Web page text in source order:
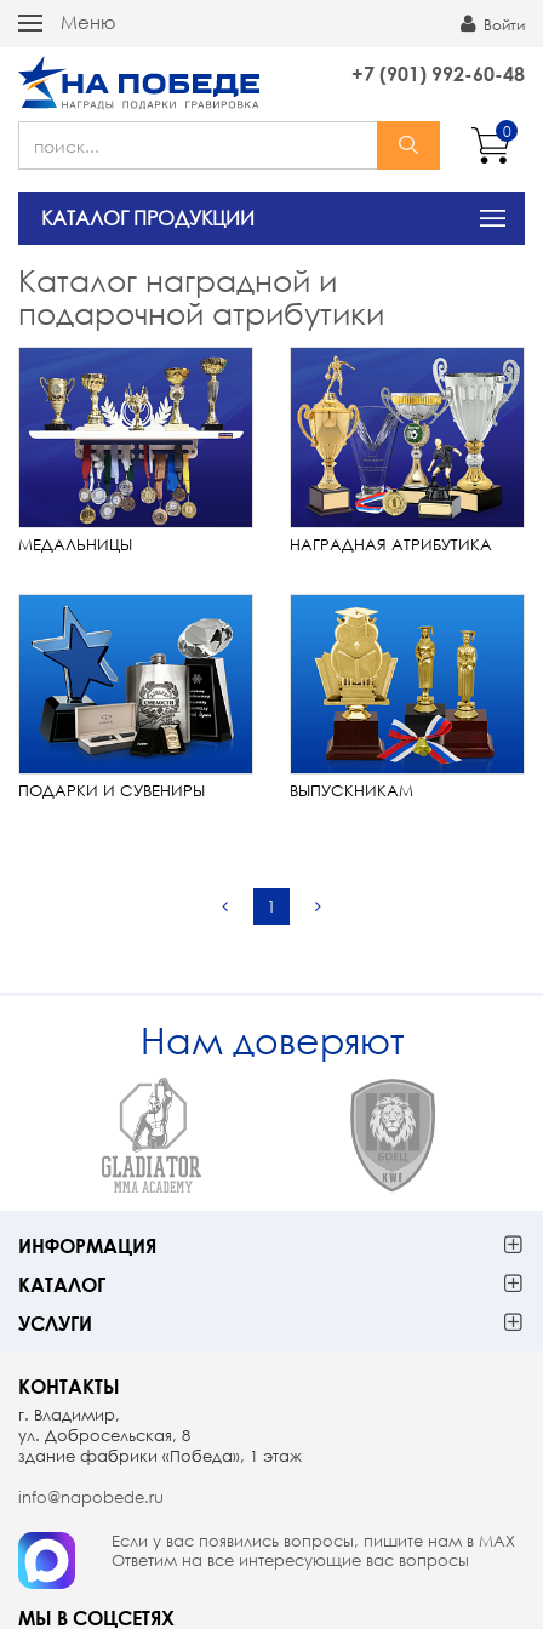
Меню Войти
+7 (901) 992-60-48
0
КАТАЛОГ ПРОДУКЦИИ
Каталог наградной и
подарочной атрибутики
МЕДАЛЬНИЦЫ НАГРАДНАЯ АТРИБУТИКА
ПОДАРКИ И СУВЕНИРЫ ВЫПУСКНИКАМ
1
Нам доверяют
ИНФОРМАЦИЯ
КАТАЛОГ
УСЛУГИ
КОНТАКТЫ
г. Владимир,
ул. Добросельская, 8
здание фабрики «Победа», 1 этаж
info@napobede.ru
Если у вас появились вопросы, пишите нам в МАX
Ответим на все интересующие вас вопросы
МЫ В СОЦСЕТЯХ